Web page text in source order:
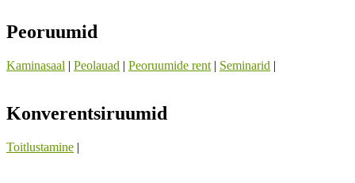
Peoruumid
Kaminasaal | Peolauad | Peoruumide rent | Seminarid |
Konverentsiruumid
Toitlustamine |